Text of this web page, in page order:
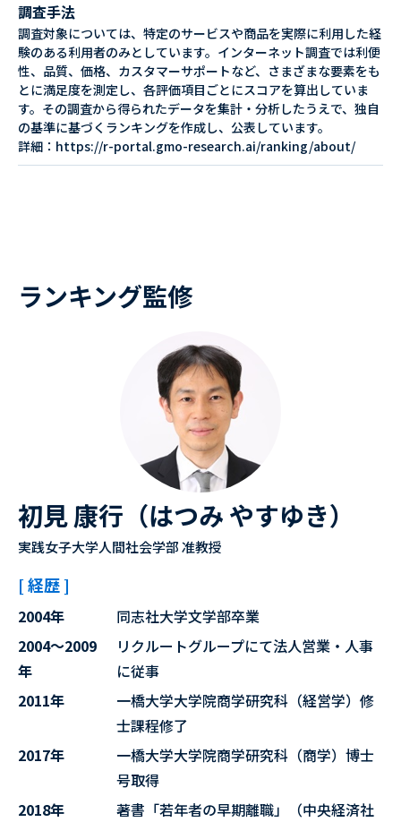
調査手法
調査対象については、特定のサービスや商品を実際に利用した経
験のある利用者のみとしています。インターネット調査では利便
性、品質、価格、カスタマーサポートなど、さまざまな要素をも
とに満足度を測定し、各評価項目ごとにスコアを算出していま
す。その調査から得られたデータを集計・分析したうえで、独自
の基準に基づくランキングを作成し、公表しています。
詳細：https://r-portal.gmo-research.ai/ranking/about/
ランキング監修
初見 康行（はつみ やすゆき）
実践女子大学人間社会学部 准教授
[ 経歴 ]
2004年
同志社大学文学部卒業
2004～2009
年
リクルートグループにて法人営業・人事
に従事
2011年
一橋大学大学院商学研究科（経営学）修
士課程修了
2017年
一橋大学大学院商学研究科（商学）博士
号取得
2018年
著書「若年者の早期離職」（中央経済社